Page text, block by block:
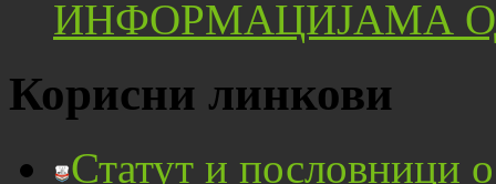
ИНФОРМАЦИЈАМА
Корисни линкови
Статут и пословници